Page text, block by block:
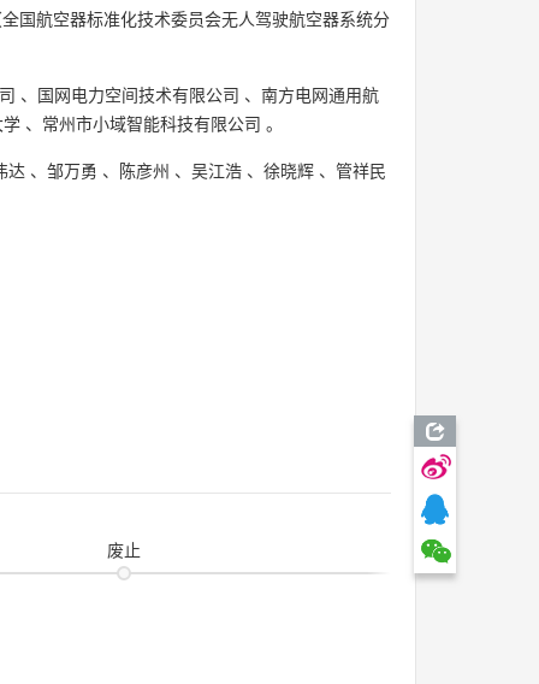
国航空器标准化技术委员会无人驾驶航空器系统分
、 国网电力空间技术有限公司 、 南方电网通用航
学 、 常州市小域智能科技有限公司 。
达 、 邹万勇 、 陈彦州 、 吴江浩 、 徐晓辉 、 管祥民
废止